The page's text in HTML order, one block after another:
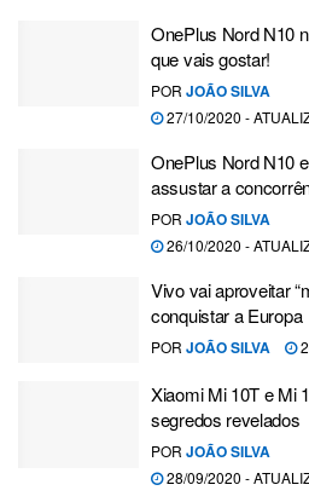
OnePlus Nord N10
que vais gostar!
POR JOÃO SILVA
27/10/2020 -
OnePlus Nord N10
assustar a
POR JOÃO SILVA
26/10/2020 -
Vivo vai aproveitar
conquistar a Europa
POR JOÃO SILVA
Xiaomi Mi 10T e Mi
segredos revelados
POR JOÃO SILVA
28/09/2020 -